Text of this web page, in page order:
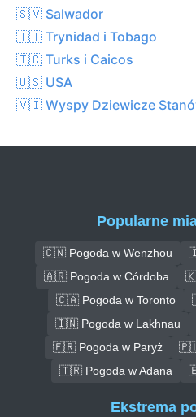
🇸🇻 Salwador
🇹🇹 Trynidad i Tobago
🇹🇨 Turks i Caicos
🇺🇸 USA
🇻🇮 Wyspy Dziewicze
Popularne
🇨🇳 Pogoda w Wenzhou
🇦🇷 Pogoda w Córdoba
🇨🇦 Pogoda w Toronto
🇮🇳 Pogoda w Lakhnau
🇫🇷 Pogoda w Paryż
🇵🇱
🇹🇷 Pogoda w Adana
Ekstrema